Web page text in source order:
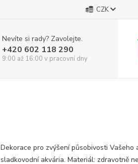
CZK
Nevíte si rady? Zavolejte.
+420 602 118 290
9:00 až 16:00 v pracovní dny
Dekorace pro zvýšení působivosti Vašeho
sladkovodní akvária. Materiál: zdravotně